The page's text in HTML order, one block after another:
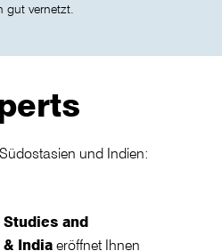
gut vernetzt.
und Indien:
Studies and
India eröffnet Ihnen